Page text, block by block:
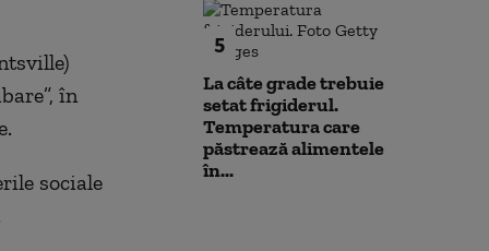
în
sociale
5
La câte grade trebuie
setat frigiderul.
Temperatura care
păstrează alimentele
în...